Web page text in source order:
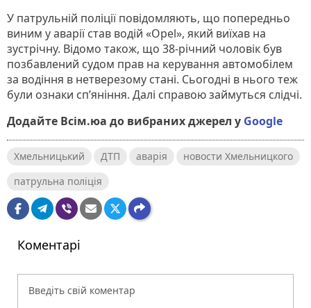
У патрульній поліції повідомляють, що попередньо
виним у аварії став водій «Opel», який виїхав на
зустрічну. Відомо також, що 38-річний чоловік був
позбавлений судом прав на керування автомобілем
за водіння в нетверезому стані. Сьогодні в нього теж
були ознаки сп’яніння. Далі справою займуться слідчі.
Додайте Всім.юа до вибраних джерел у Google
Хмельницький ДТП аварія
новости Хмельницкого
патрульна поліція
Коментарі